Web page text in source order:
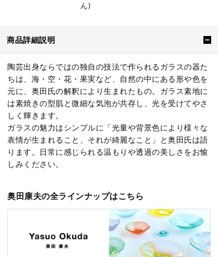
ん)
商品詳細説明
陶芸出身ならではの独自の技法で作られるガラスの器た
ちは、海・空・花・果実など、自然の中にある形や色を
元に、奥田氏の解釈により生まれたもの。ガラス素地に
は素焼きの型肌と微細な気泡が共存し、光を受けてやさ
しく輝きます。
ガラスの魅力はシンプルに「光量や背景色により様々な
表情が生まれること、それが綺麗なこと」と奥田氏は語
ります。日常に感じられる温もりや透過の美しさをお愉
しみください。
奥田康夫の全ラインナップはこちら